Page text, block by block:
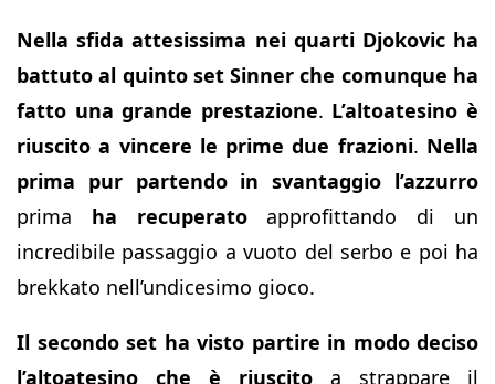
Nella sfida attesissima nei quarti Djokovic ha
battuto al quinto set Sinner che comunque ha
fatto una grande prestazione. L’altoatesino è
riuscito a vincere le prime due frazioni. Nella
prima pur partendo in svantaggio l’azzurro
prima ha recuperatoapprofittando di un
incredibile passaggio a vuoto del serbo e poi ha
brekkato nell’undicesimo gioco.
Il secondo set ha visto partire in modo deciso
l’altoatesino
che è riuscito a strappare il